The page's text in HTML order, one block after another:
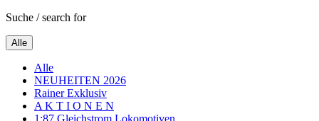
Suche / search for
Alle
Alle
NEUHEITEN 2026
Rainer Exklusiv
A K T I O N E N
1:87 Gleichstrom Lokomotiven